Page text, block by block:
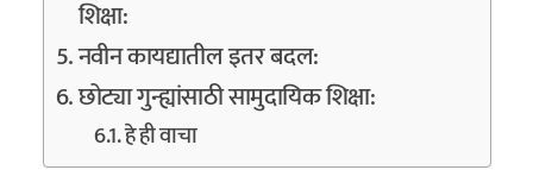
शिक्षा:
नवीन कायद्यातील इतर बदल:
छोट्या गुन्ह्यांसाठी सामुदायिक शिक्षा:
हे ही वाचा